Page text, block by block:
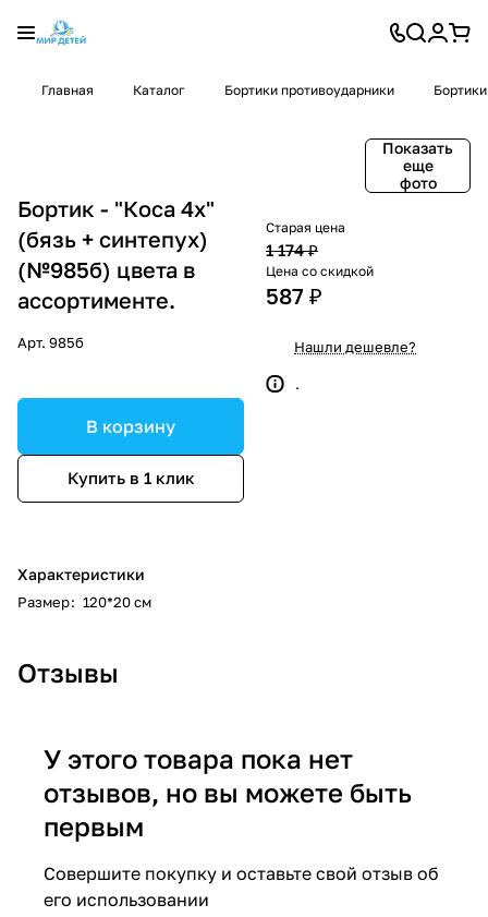
Главная Каталог Бортики противоударники
Показать
еще
фото
Бортик - "Коса 4х"
(бязь + синтепух)
(№985б) цвета в
ассортименте.
Арт. 985б
В корзину
Купить в 1 клик
Характеристики
Размер: 120*20 см
Старая цена
1 174 ₽
Цена со скидкой
587 ₽
Нашли дешевле?
.
Отзывы
У этого товара пока нет
отзывов, но вы можете быть
первым
Совершите покупку и оставьте свой отзыв об
его использовании